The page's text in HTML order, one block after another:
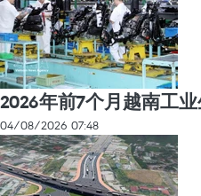
2026年前7个月越南工
04/08/2026 07:48